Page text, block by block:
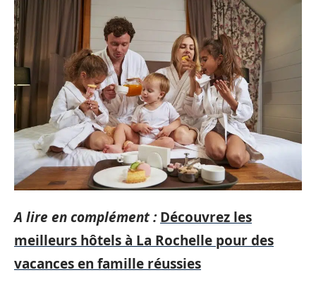
A lire en complément : Découvrez les
meilleurs hôtels à La Rochelle pour des
vacances en famille réussies